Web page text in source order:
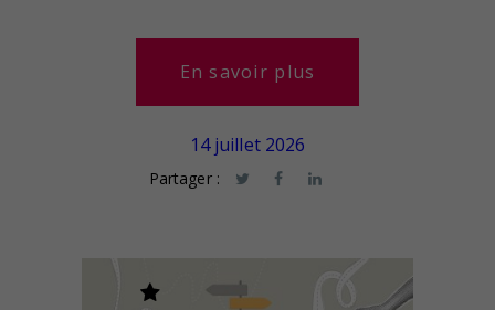
En savoir plus
14 juillet 2026
Partager :